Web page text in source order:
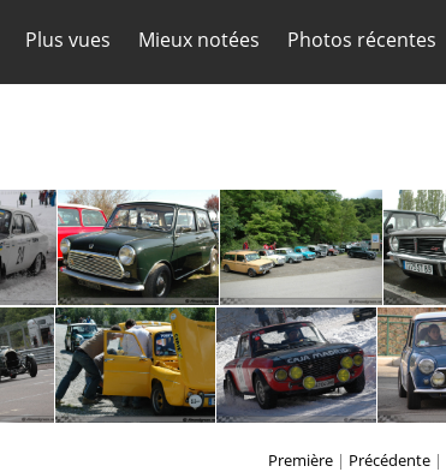
Plus vues Mieux notées Photos récentes
2 2
Première | Précédente |